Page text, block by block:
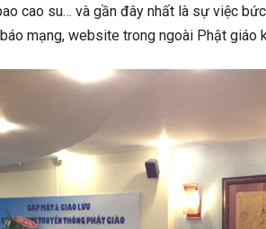
cao su… và gần đây nhất là sự việc
mạng, website trong ngoài Phật giáo